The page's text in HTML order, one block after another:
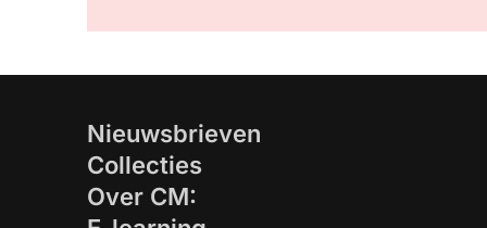
Nieuwsbrieven
Collecties
Over CM: